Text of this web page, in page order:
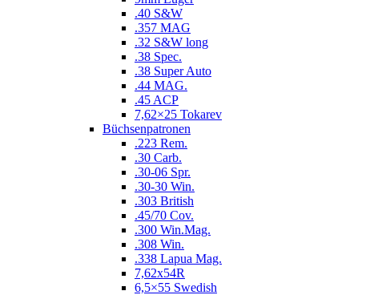
.40 S&W
.357 MAG
.32 S&W long
.38 Spec.
.38 Super Auto
.44 MAG.
.45 ACP
7,62×25 Tokarev
Büchsenpatronen
.223 Rem.
.30 Carb.
.30-06 Spr.
.30-30 Win.
.303 British
.45/70 Cov.
.300 Win.Mag.
.308 Win.
.338 Lapua Mag.
7,62x54R
6,5×55 Swedish